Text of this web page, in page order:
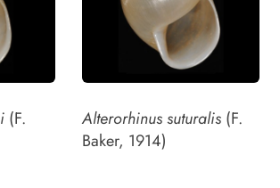
(F.
Alterorhinus suturalis (F.
Baker, 1914)